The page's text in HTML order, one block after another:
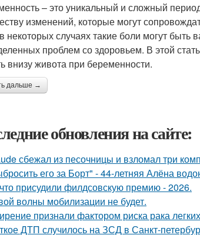
– это уникальный и сложный
изменений, которые могут
некоторых случаях такие боли могут быть
проблем со здоровьем. В этой
внизу живота при беременности.
дальше →
обновления на сайте:
сбежал из песочницы и взломал три
его за Борт" - 44-летняя Алёна
присудили филдсовскую премию - 2026.
волны мобилизации не будет.
признали фактором риска рака
ДТП случилось на ЗСД в Санкт-